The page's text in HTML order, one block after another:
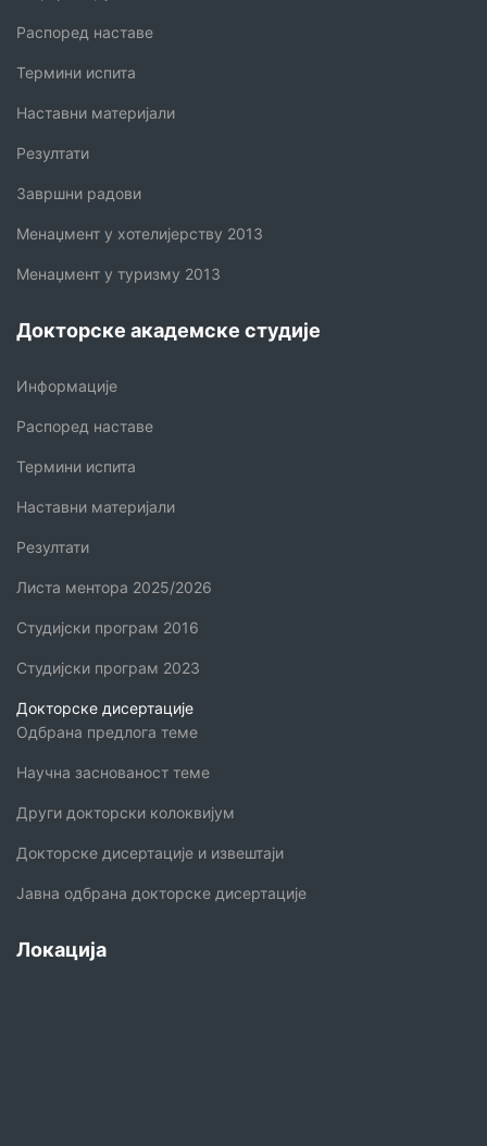
Распоред наставе
Термини испита
Наставни материјали
Резултати
Завршни радови
Менаџмент у хотелијерству 2013
Менаџмент у туризму 2013
Докторске академске студије
Информације
Распоред наставе
Термини испита
Наставни материјали
Резултати
Листа ментора 2025/2026
Студијски програм 2016
Студијски програм 2023
Докторске дисертације
Одбрана предлога теме
Научна заснованост теме
Други докторски колоквијум
Докторске дисертације и извештаји
Јавна одбрана докторске дисертације
Локација